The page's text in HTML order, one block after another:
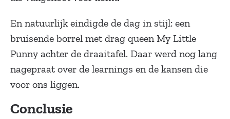
En natuurlijk eindigde de dag in stijl: een
bruisende borrel met drag queen My Little
Punny achter de draaitafel. Daar werd nog lang
nagepraat over de learnings en de kansen die
voor ons liggen.
Conclusie